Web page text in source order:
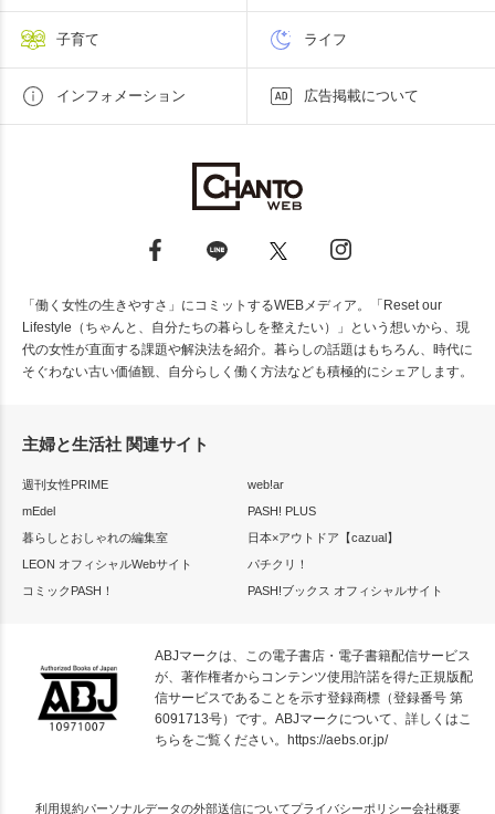
子育て ライフ
インフォメーション 広告掲載について
「働く女性の生きやすさ」にコミットするWEBメディア。「Reset our
Lifestyle（ちゃんと、自分たちの暮らしを整えたい）」という想いから、現
代の女性が直面する課題や解決法を紹介。暮らしの話題はもちろん、時代に
そぐわない古い価値観、自分らしく働く方法なども積極的にシェアします。
主婦と生活社 関連サイト
週刊女性PRIME
web!ar
mEdel
PASH! PLUS
暮らしとおしゃれの編集室
日本×アウトドア【cazual】
LEON オフィシャルWebサイト
パチクリ！
コミックPASH！
PASH!ブックス オフィシャルサイト
ABJマークは、この電子書店・電子書籍配信サービス
が、著作権者からコンテンツ使用許諾を得た正規版配
信サービスであることを示す登録商標（登録番号 第
6091713号）です。ABJマークについて、詳しくはこ
ちらをご覧ください。 https://aebs.or.jp/
利用規約パーソナルデータの外部送信についてプライバシーポリシー会社概要